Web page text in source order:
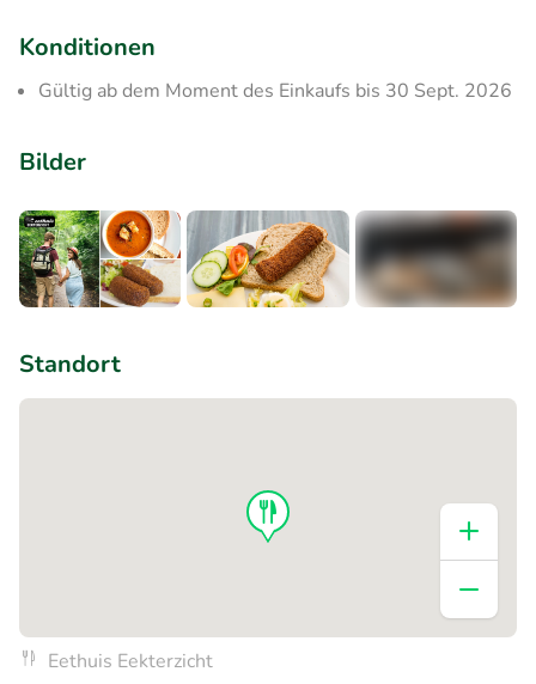
Konditionen
Gültig ab dem Moment des Einkaufs bis 30 Sept. 2026
Bilder
Standort
Eethuis Eekterzicht